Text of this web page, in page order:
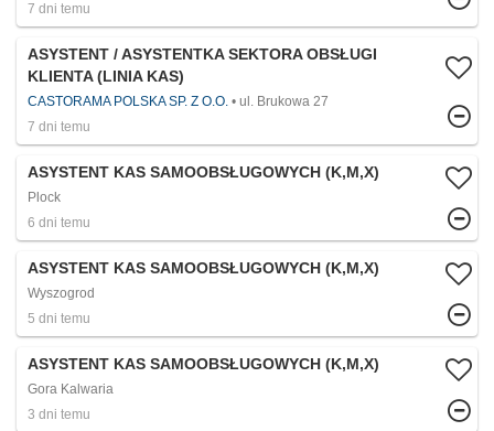
7 dni temu
ASYSTENT / ASYSTENTKA SEKTORA OBSŁUGI
KLIENTA (LINIA KAS)
CASTORAMA POLSKA SP. Z O.O.
ul. Brukowa 27
7 dni temu
ASYSTENT KAS SAMOOBSŁUGOWYCH (K,M,X)
Plock
6 dni temu
ASYSTENT KAS SAMOOBSŁUGOWYCH (K,M,X)
Wyszogrod
5 dni temu
ASYSTENT KAS SAMOOBSŁUGOWYCH (K,M,X)
Gora Kalwaria
3 dni temu